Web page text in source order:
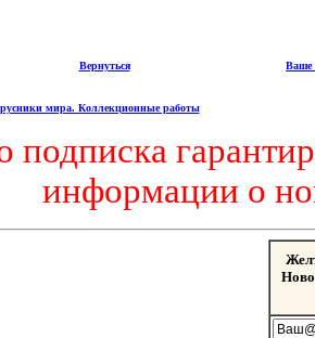
Вернуться Ваше
мира. Коллекционные работы
подписка
информации о